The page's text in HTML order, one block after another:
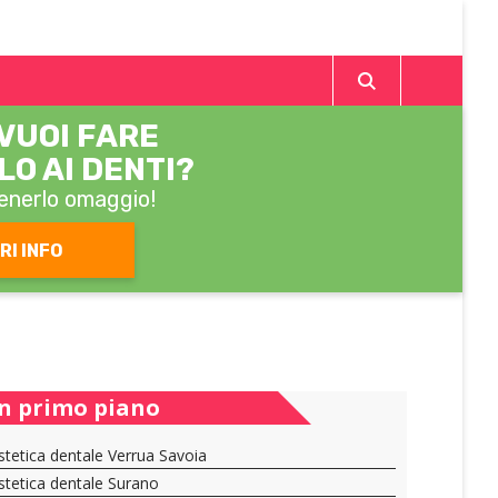
FARE
AI DENTI?
omaggio!
INFO
primo piano
dentale Verrua Savoia
dentale Surano